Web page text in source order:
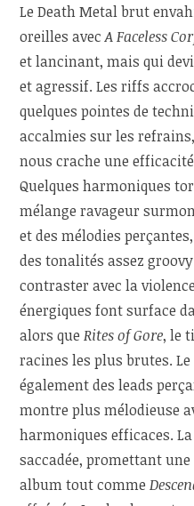
Le Death Metal brut
oreilles avecA Faceless
et lancinant, mais qui
et agressif. Les riffs
quelques pointes de
accalmies sur les
nous crache une
Quelques harmoniques
mélange ravageur
et des mélodies
des tonalités assez
contraster avec la
énergiques font surface
alors queRites of Gore, le
racines les plus brutes.
également des leads
montre plus mélodieuse
harmoniques efficaces.
saccadée, promettant
album tout comme